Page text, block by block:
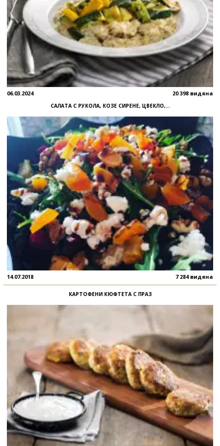
06.03.2024 20 398 видяна
САЛАТА С РУКОЛА, КОЗЕ СИРЕНЕ, ЦВЕКЛО,...
14.07.2018 7 284 видяна
КАРТОФЕНИ КЮФТЕТА С ПРАЗ